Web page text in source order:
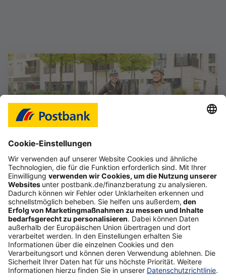
Das Gefühl, im Job frei zu sein
Starte deine selbstständige Karriere im Vertrieb,
auch als Quereinsteiger (d/m/w).